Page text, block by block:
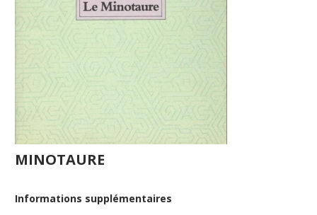
MINOTAURE
Informations supplémentaires